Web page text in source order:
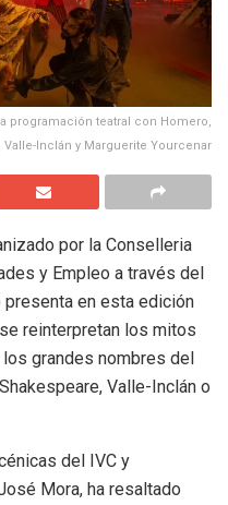
programación teatral con Homero,
Valle-Inclán y Marguerite Yourcenar
por la Conselleria
y Empleo a través del
presenta en esta edición
reinterpretan los mitos
grandes nombres del
Valle-Inclán o
del IVC y
Mora, ha resaltado